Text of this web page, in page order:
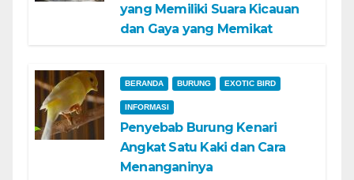
yang Memiliki Suara Kicauan
dan Gaya yang Memikat
BERANDA BURUNG EXOTIC BIRD
INFORMASI
Penyebab Burung Kenari
Angkat Satu Kaki dan Cara
Menanganinya